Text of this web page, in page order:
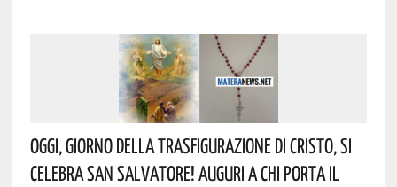
Oggi, Giorno Della Trasfigurazione Di Cristo, Si
Celebra San Salvatore! Auguri A Chi Porta Il